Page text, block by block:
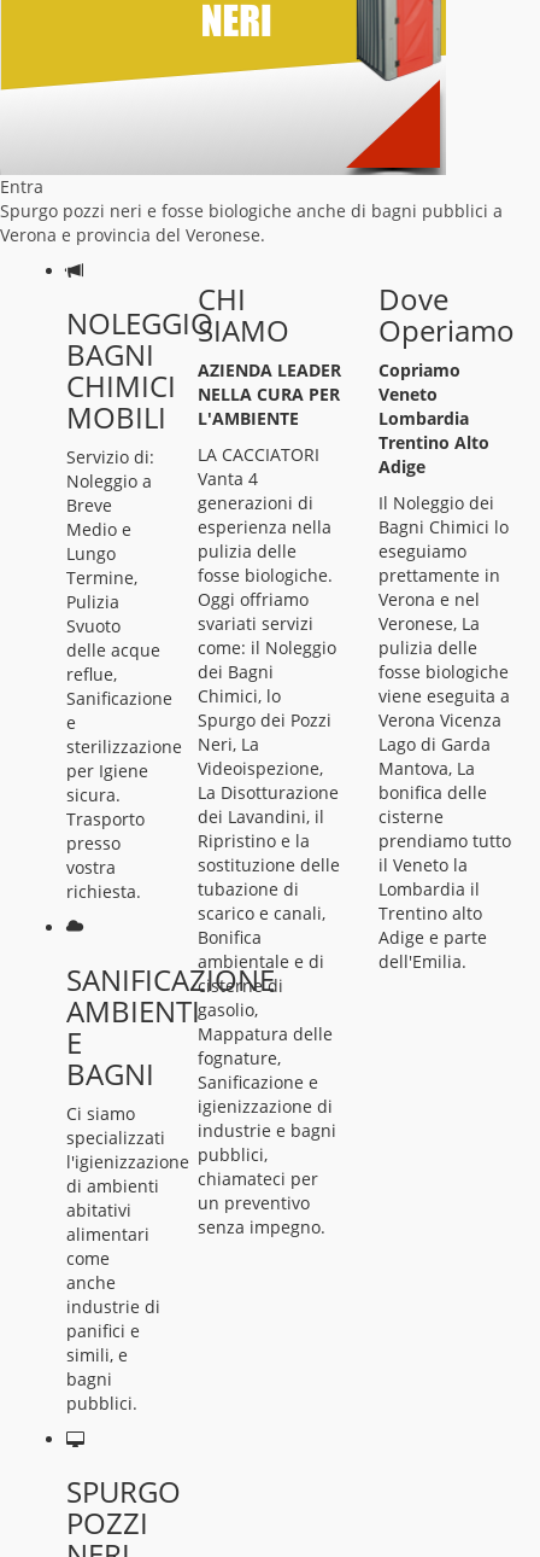
Entra
Spurgo pozzi neri e fosse biologiche anche di bagni pubblici a
Verona e provincia del Veronese.
NOLEGGIO
BAGNI
CHIMICI
MOBILI
Servizio di:
Noleggio a
Breve
Medio e
Lungo
Termine,
Pulizia
Svuoto
delle acque
reflue,
Sanificazione
e
sterilizzazione
per Igiene
sicura.
Trasporto
presso
vostra
richiesta.
SANIFICAZIONE
AMBIENTI
E
BAGNI
Ci siamo
specializzati
l'igienizzazione
di ambienti
abitativi
alimentari
come
anche
industrie di
panifici e
simili, e
bagni
pubblici.
SPURGO
POZZI
CHI
SIAMO
AZIENDA LEADER
NELLA CURA PER
L'AMBIENTE
LA CACCIATORI
Vanta 4
generazioni di
esperienza nella
pulizia delle
fosse biologiche.
Oggi offriamo
svariati servizi
come: il Noleggio
dei Bagni
Chimici, lo
Spurgo dei Pozzi
Neri, La
Videoispezione,
La Disotturazione
dei Lavandini, il
Ripristino e la
sostituzione delle
tubazione di
scarico e canali,
Bonifica
ambientale e di
cisterne di
gasolio,
Mappatura delle
fognature,
Sanificazione e
igienizzazione di
industrie e bagni
pubblici,
chiamateci per
un preventivo
senza impegno.
Dove
Operiamo
Copriamo
Veneto
Lombardia
Trentino Alto
Adige
Il Noleggio dei
Bagni Chimici lo
eseguiamo
prettamente in
Verona e nel
Veronese, La
pulizia delle
fosse biologiche
viene eseguita a
Verona Vicenza
Lago di Garda
Mantova, La
bonifica delle
cisterne
prendiamo tutto
il Veneto la
Lombardia il
Trentino alto
Adige e parte
dell'Emilia.